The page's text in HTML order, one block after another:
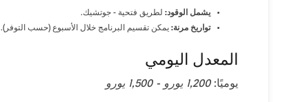
يشمل الوقود: لطريق فتحية - جوتشيك.
تواريخ مرنة: يمكن تقسيم البرنامج خلال الأسبوع (حسب التوفر).
المعدل اليومي
يوميًا:1,200 يورو - 1,500 يورو